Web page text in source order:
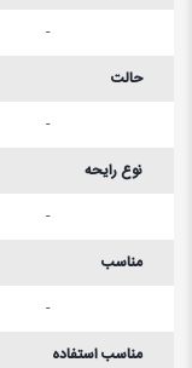
-
حالت
-
نوع رایحه
-
مناسب
-
مناسب استفاده